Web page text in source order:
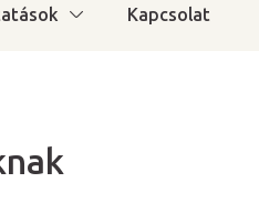
Kapcsolat